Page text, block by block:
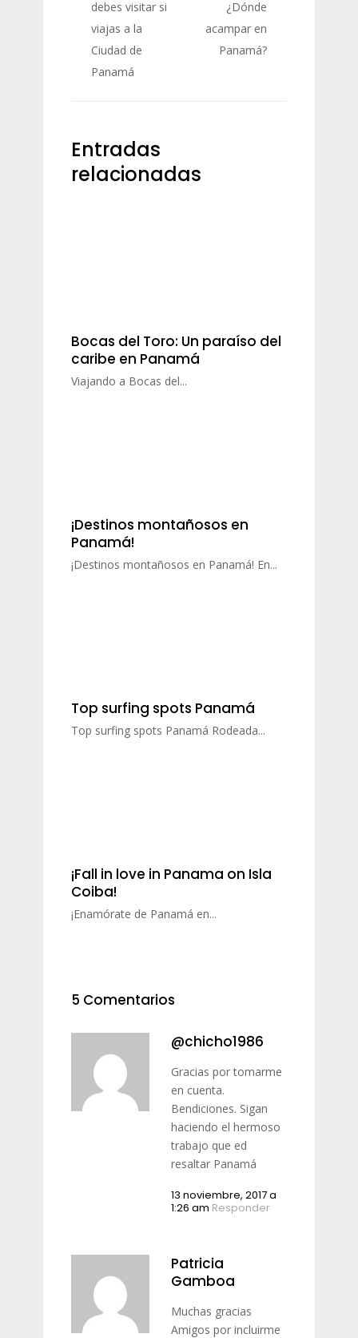
debes visitar si
viajas a la
Ciudad de
Panamá
¿Dónde
acampar en
Panamá?
Entradas
relacionadas
Bocas del Toro: Un paraíso del
caribe en Panamá
Viajando a Bocas del...
¡Destinos montañosos en
Panamá!
¡Destinos montañosos en Panamá! En...
Top surfing spots Panamá
Top surfing spots Panamá Rodeada...
¡Fall in love in Panama on Isla
Coiba!
¡Enamórate de Panamá en...
5 Comentarios
@chicho1986
Gracias por tomarme
en cuenta.
Bendiciones. Sigan
haciendo el hermoso
trabajo que ed
resaltar Panamá
13 noviembre, 2017 a
1:26 am Responder
Patricia
Gamboa
Muchas gracias
Amigos por incluirme